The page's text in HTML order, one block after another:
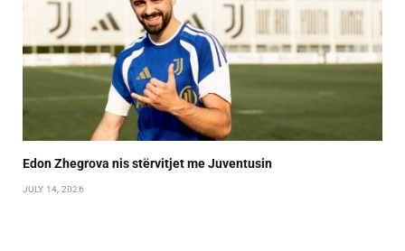
Edon Zhegrova nis stërvitjet me Juventusin
JULY 14, 2026